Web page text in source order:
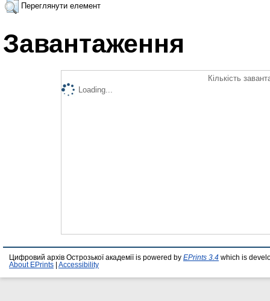
Переглянути елемент
Завантаження
Кількість
Loading...
Цифровий архів Острозької академії is powered by EPrints 3.4 which is
About EPrints
Accessibility